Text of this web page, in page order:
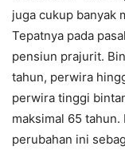
juga cukup banyak
Tepatnya pada
pensiun prajurit.
tahun, perwira
perwira tinggi
maksimal 65 tahun.
perubahan ini